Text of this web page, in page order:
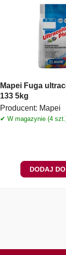
Mapei Fuga
133 5kg
Producent: Mapei
✔ W magazynie (4
DODAJ